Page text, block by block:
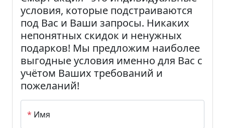
условия, которые подстраиваются
под Вас и Ваши запросы. Никаких
непонятных скидок и ненужных
подарков! Мы предложим наиболее
выгодные условия именно для Вас с
учётом Ваших требований и
пожеланий!
* Имя